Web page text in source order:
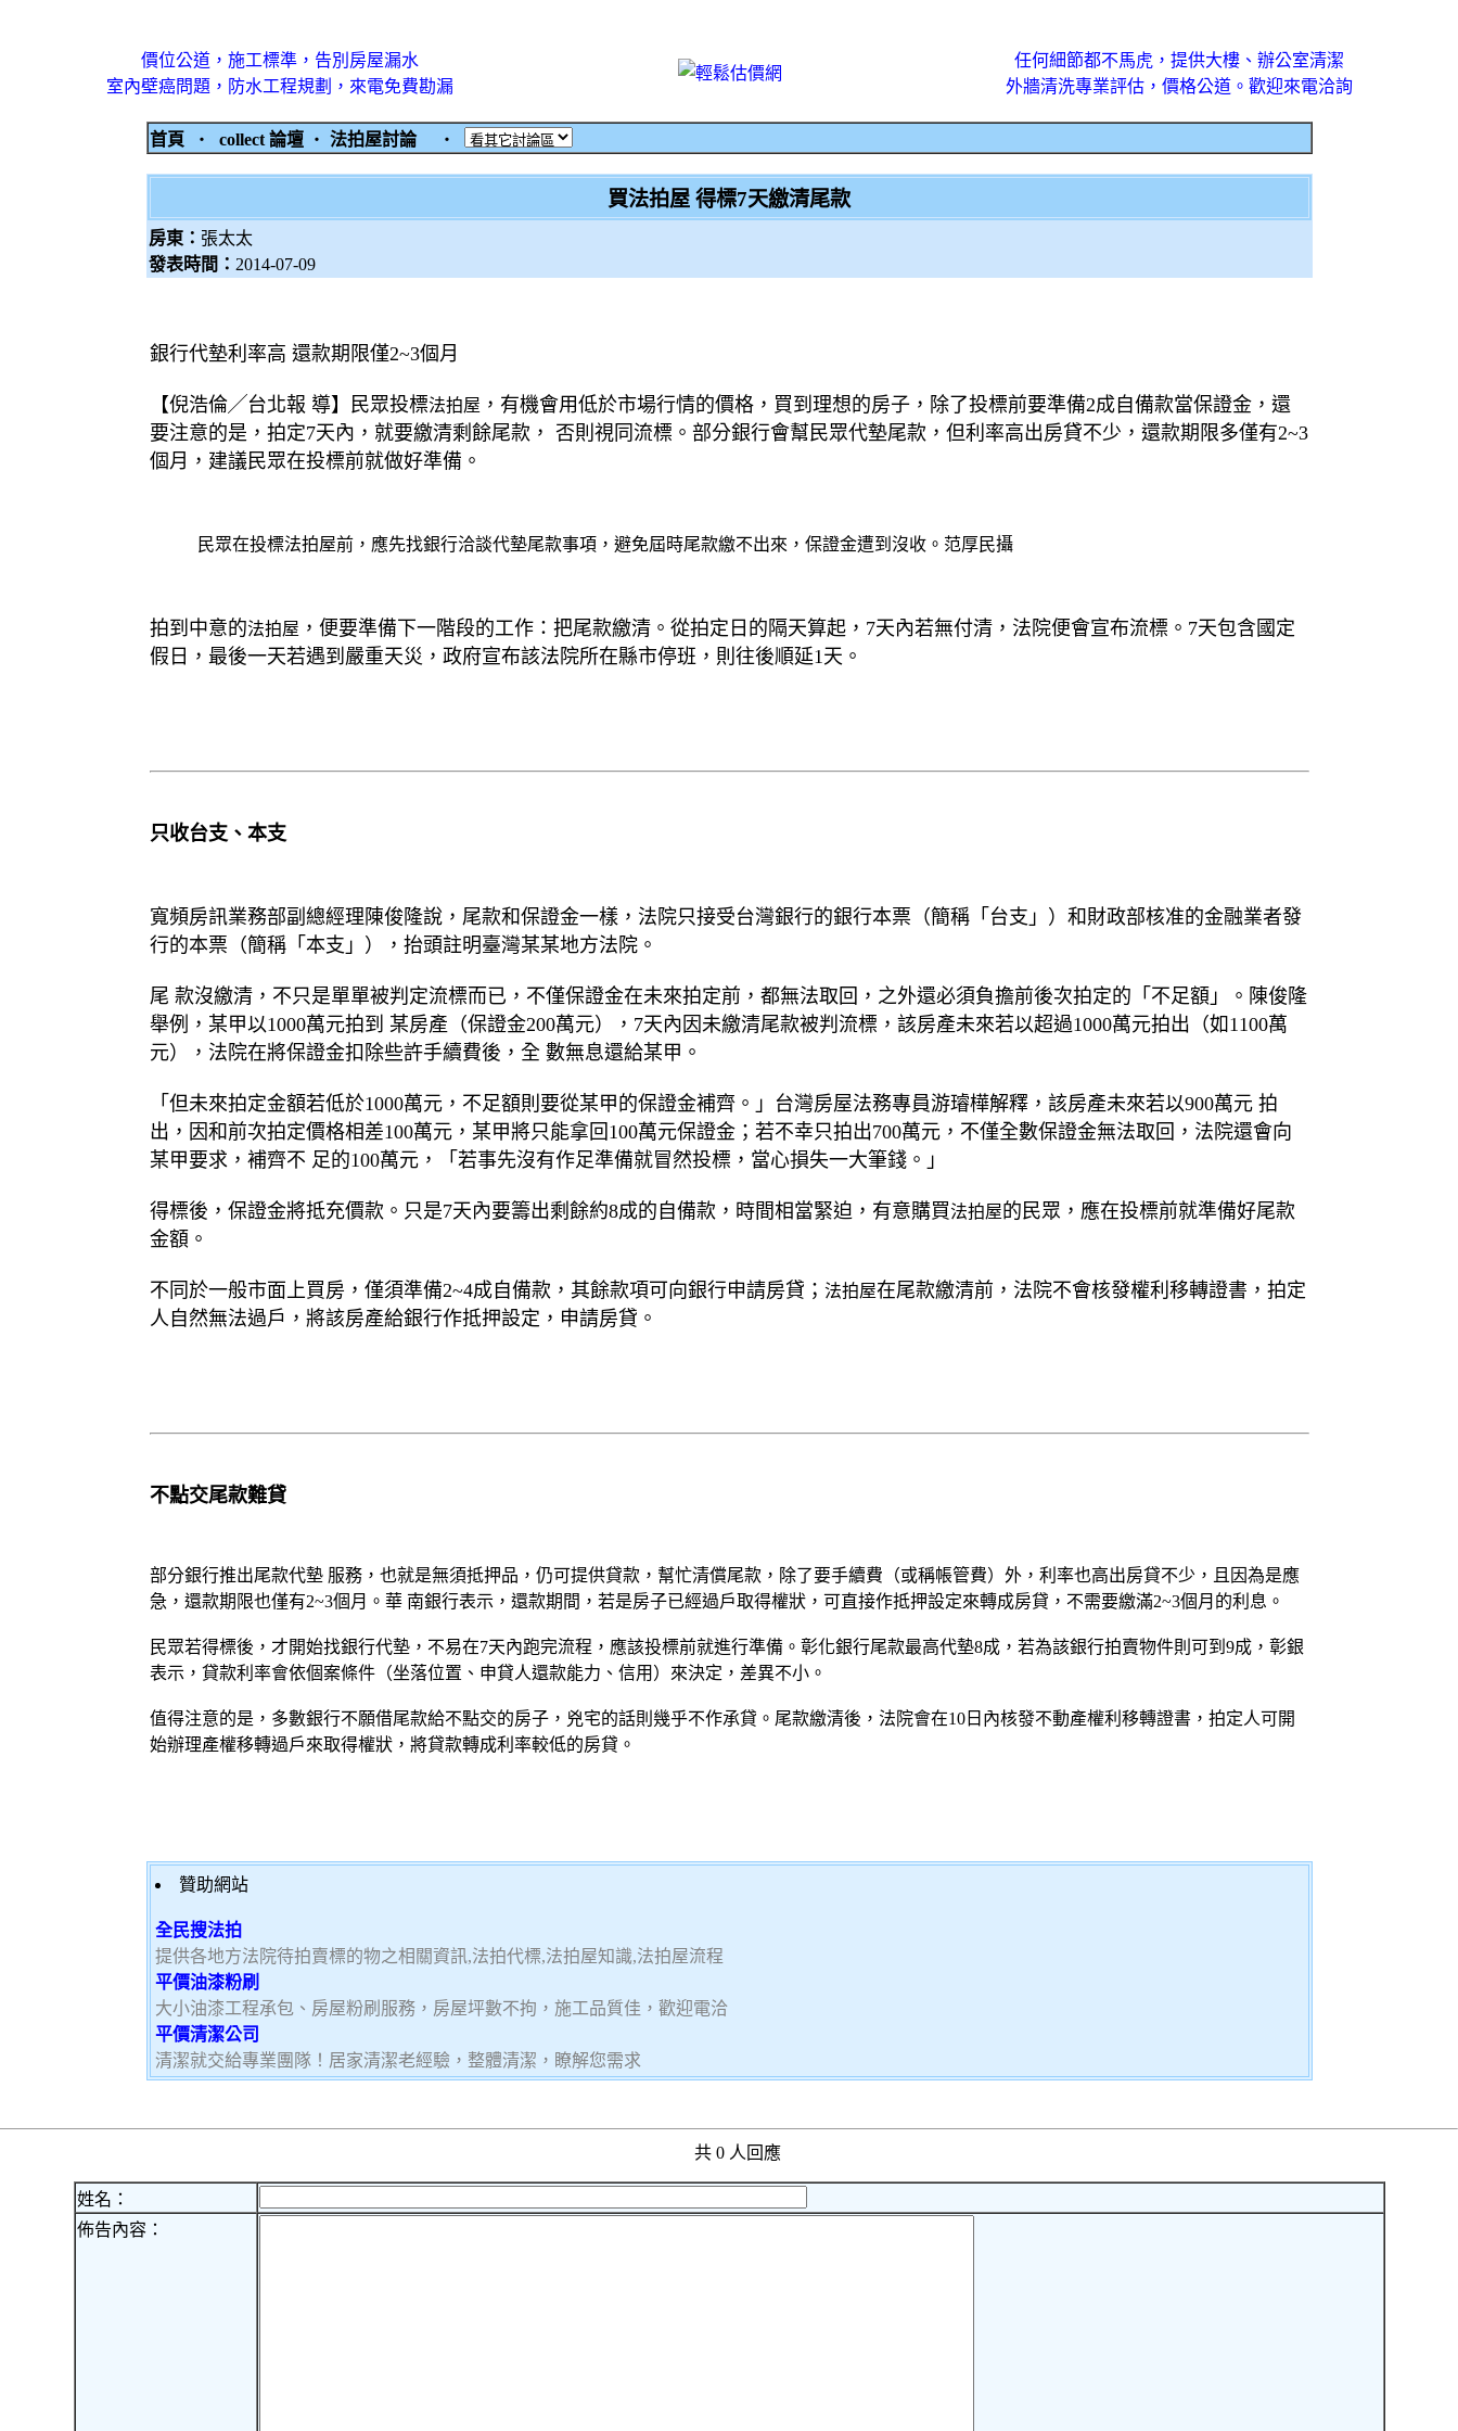
價位公道，施工標準，告別房屋漏水
室內壁癌問題，防水工程規劃，來電免費勘漏
任何細節都不馬虎，提供大樓、辦公室清潔
外牆清洗專業評估，價格公道。歡迎來電洽詢
首頁 ‧ collect 論壇 ‧ 法拍屋討論 ‧
買法拍屋 得標7天繳清尾款
房東： 張太太
發表時間： 2014-07-09
銀行代墊利率高 還款期限僅2~3個月
【倪浩倫╱台北報 導】民眾投標法拍屋 ，有機會用低於市場行情的價格，買到理想的房子，除了投標前要準備2成自備款當保證金，還
要注意的是，拍定7天內，就要繳清剩餘尾款， 否則視同流標。部分銀行會幫民眾代墊尾款，但利率高出房貸不少，還款期限多僅有2~3
個月，建議民眾在投標前就做好準備。
民眾在投標法拍屋前，應先找銀行洽談代墊尾款事項，避免屆時尾款繳不出來，保證金遭到沒收。范厚民攝
拍到中意的法拍屋 ，便要準備下一階段的工作：把尾款繳清。從拍定日的隔天算起，7天內若無付清，法院便會宣布流標。7天包含國定
假日，最後一天若遇到嚴重天災，政府宣布該法院所在縣市停班，則往後順延1天。
只收台支、本支
寬頻房訊業務部副總經理陳俊隆說，尾款和保證金一樣，法院只接受台灣銀行的銀行本票（簡稱「台支」）和財政部核准的金融業者發
行的本票（簡稱「本支」），抬頭註明臺灣某某地方法院。
尾 款沒繳清，不只是單單被判定流標而已，不僅保證金在未來拍定前，都無法取回，之外還必須負擔前後次拍定的「不足額」。陳俊隆
舉例，某甲以1000萬元拍到 某房產（保證金200萬元），7天內因未繳清尾款被判流標，該房產未來若以超過1000萬元拍出（如1100萬
元），法院在將保證金扣除些許手續費後，全 數無息還給某甲。
「但未來拍定金額若低於1000萬元，不足額則要從某甲的保證金補齊。」台灣房屋法務專員游璿樺解釋，該房產未來若以900萬元 拍
出，因和前次拍定價格相差100萬元，某甲將只能拿回100萬元保證金；若不幸只拍出700萬元，不僅全數保證金無法取回，法院還會向
某甲要求，補齊不 足的100萬元，「若事先沒有作足準備就冒然投標，當心損失一大筆錢。」
得標後，保證金將抵充價款。只是7天內要籌出剩餘約8成的自備款，時間相當緊迫，有意購買法拍屋的民眾，應在投標前就準備好尾款
金額。
不同於一般市面上買房，僅須準備2~4成自備款，其餘款項可向銀行申請房貸； 法拍屋在尾款繳清前，法院不會核發權利移轉證書，拍定
人自然無法過戶，將該房產給銀行作抵押設定，申請房貸。
不點交尾款難貸
部分銀行推出尾款代墊 服務，也就是無須抵押品，仍可提供貸款，幫忙清償尾款，除了要手續費（或稱帳管費）外，利率也高出房貸不少，且因為是應
急，還款期限也僅有2~3個月。華 南銀行表示，還款期間，若是房子已經過戶取得權狀，可直接作抵押設定來轉成房貸，不需要繳滿2~3個月的利息。
民眾若得標後，才開始找銀行代墊，不易在7天內跑完流程，應該投標前就進行準備。彰化銀行尾款最高代墊8成，若為該銀行拍賣物件則可到9成，彰銀
表示，貸款利率會依個案條件（坐落位置、申貸人還款能力、信用）來決定，差異不小。
值得注意的是，多數銀行不願借尾款給不點交的房子，兇宅的話則幾乎不作承貸。尾款繳清後，法院會在10日內核發不動產權利移轉證書，拍定人可開
始辦理產權移轉過戶來取得權狀，將貸款轉成利率較低的房貸。
贊助網站
全民搜法拍
提供各地方法院待拍賣標的物之相關資訊,法拍代標,法拍屋知識,法拍屋流程
平價油漆粉刷
大小油漆工程承包、房屋粉刷服務，房屋坪數不拘，施工品質佳，歡迎電洽
平價清潔公司
清潔就交給專業團隊！居家清潔老經驗，整體清潔，瞭解您需求
共 0 人回應
姓名：
佈告內容：